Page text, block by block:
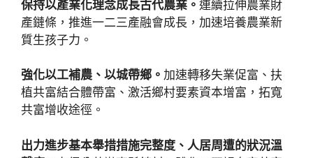
保持以產業化理念成長古代農業。 連續拉伸農業財
產鏈條，推進一二三產融會成長，加速培養農業新
質生孩子力。
強化以工補農、以城帶鄉。 加速轉移失業促富、扶
植共富結合體帶富、激活鄉村要素資本增富，拓寬
共富增收途徑。
出力進步基本舉措措施完整度、人居周遭的狀況溫